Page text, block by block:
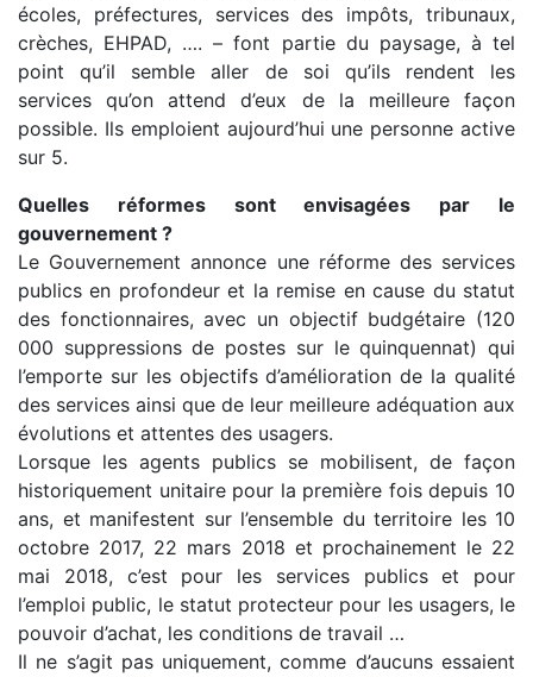
écoles, préfectures, services des impôts, tribunaux,
crèches, EHPAD, …. – font partie du paysage, à tel
point qu’il semble aller de soi qu’ils rendent les
services qu’on attend d’eux de la meilleure façon
possible. Ils emploient aujourd’hui une personne active
sur 5.
Quelles réformes sont envisagées par le
gouvernement ?
Le Gouvernement annonce une réforme des services
publics en profondeur et la remise en cause du statut
des fonctionnaires, avec un objectif budgétaire (120
000 suppressions de postes sur le quinquennat) qui
l’emporte sur les objectifs d’amélioration de la qualité
des services ainsi que de leur meilleure adéquation aux
évolutions et attentes des usagers.
Lorsque les agents publics se mobilisent, de façon
historiquement unitaire pour la première fois depuis 10
ans, et manifestent sur l’ensemble du territoire les 10
octobre 2017, 22 mars 2018 et prochainement le 22
mai 2018, c’est pour les services publics et pour
l’emploi public, le statut protecteur pour les usagers, le
pouvoir d’achat, les conditions de travail …
Il ne s’agit pas uniquement, comme d’aucuns essaient